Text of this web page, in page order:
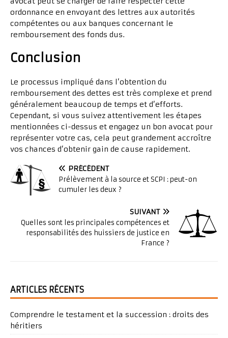
ordonnance en envoyant des lettres aux autorités
compétentes ou aux banques concernant le
remboursement des fonds dus.
Conclusion
Le processus impliqué dans l’obtention du
remboursement des dettes est très complexe et prend
généralement beaucoup de temps et d’efforts.
Cependant, si vous suivez attentivement les étapes
mentionnées ci-dessus et engagez un bon avocat pour
représenter votre cas, cela peut grandement accroître
vos chances d’obtenir gain de cause rapidement.
PRÉCÉDENT
Prélèvement à la source et SCPI : peut-on
cumuler les deux ?
SUIVANT
Quelles sont les principales compétences et
responsabilités des huissiers de justice en
France ?
ARTICLES RÉCENTS
Comprendre le testament et la succession : droits des
héritiers